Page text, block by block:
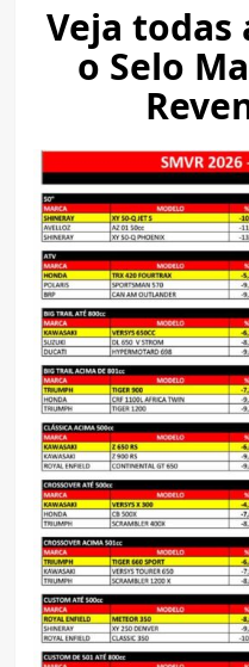
Veja todas
o Selo